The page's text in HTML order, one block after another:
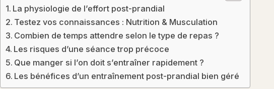
La physiologie de l’effort post-prandial
Testez vos connaissances : Nutrition & Musculation
Combien de temps attendre selon le type de repas ?
Les risques d’une séance trop précoce
Que manger si l’on doit s’entraîner rapidement ?
Les bénéfices d’un entraînement post-prandial bien géré